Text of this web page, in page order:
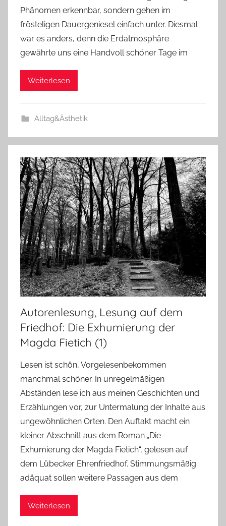
Phänomen erkennbar, sondern gehen im
frösteligen Dauergeniesel einfach unter. Diesmal
war es anders, denn die Erdatmosphäre
gewährte uns eine Handvoll schöner Tage im
Weiterlesen
Alltag&Ästhetik
Autorenlesung, Lesung auf dem
Friedhof: Die Exhumierung der
Magda Fietich (1)
Lesen ist schön, Vorgelesenbekommen
manchmal schöner. In unregelmäßigen
Abständen lese ich aus meinen Geschichten und
Erzählungen vor, zur Untermalung der Inhalte aus
ungewöhnlichen Orten. Den Auftakt macht ein
kleiner Abschnitt aus dem Roman „Die
Exhumierung der Magda Fietich“, gelesen auf
dem Lübecker Ehrenfriedhof. Stimmungsmäßig
adäquat sollen weitere Passagen aus dem
Weiterlesen